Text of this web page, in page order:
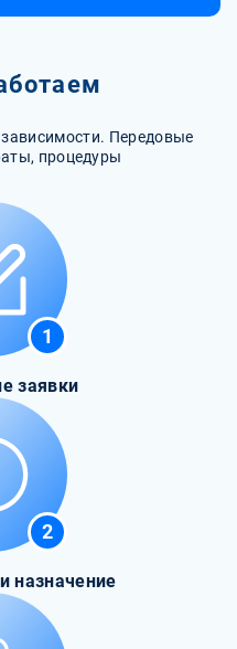
Передовые
процедуры
1
заявки
2
назначение